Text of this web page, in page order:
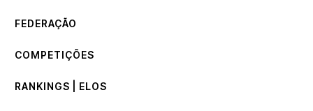
FEDERAÇÃO
COMPETIÇÕES
RANKINGS | ELOS